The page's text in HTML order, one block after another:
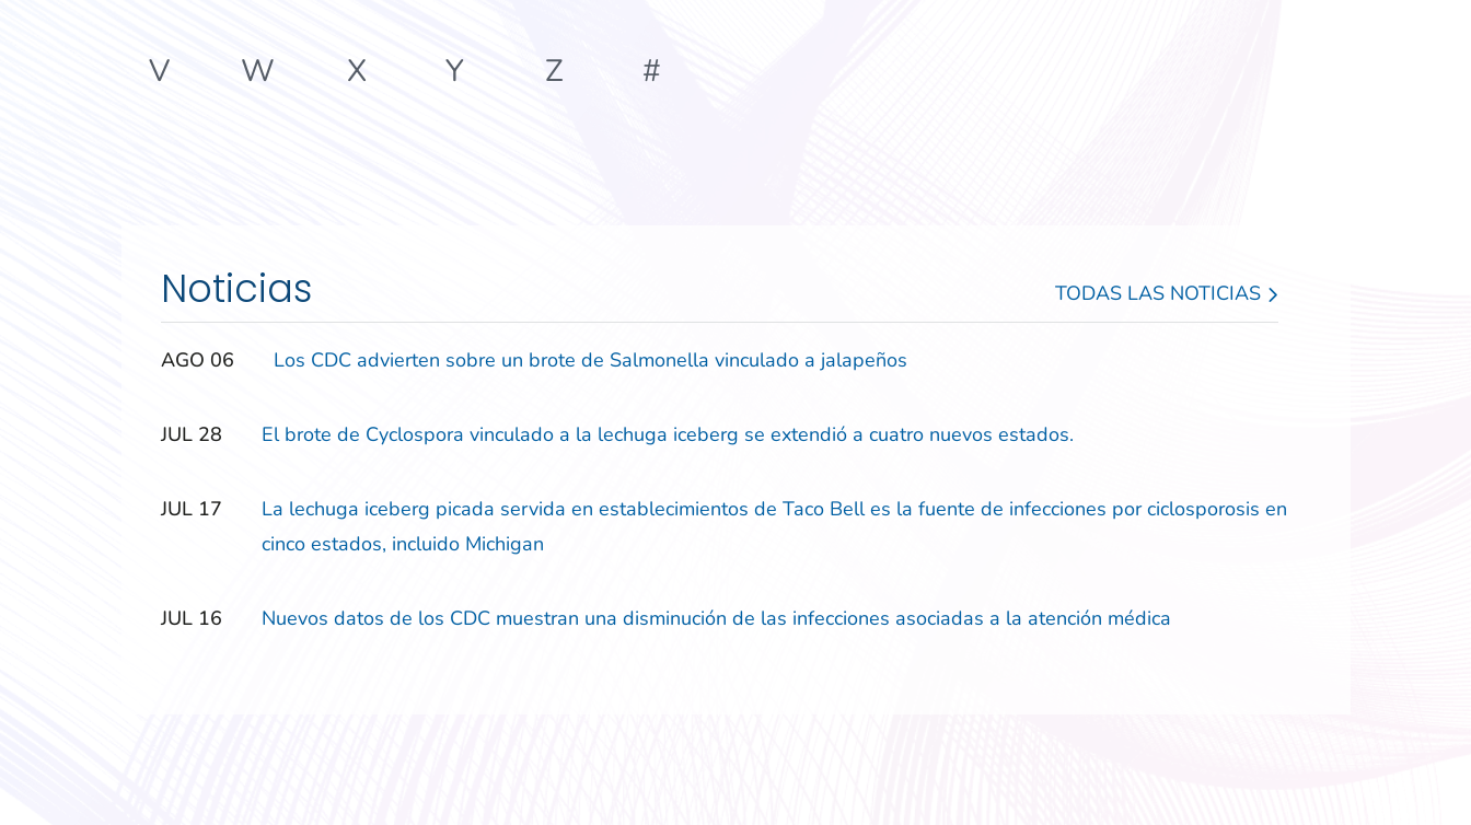
V W X Y Z #
Noticias TODAS LAS NOTICIAS
‎‎AGO ‎‎06 Los CDC advierten sobre un brote de Salmonella vinculado a jalapeños
‎‎JUL ‎‎28 El brote de Cyclospora vinculado a la lechuga iceberg se extendió a cuatro nuevos estados.
‎‎JUL ‎‎17
La lechuga iceberg picada servida en establecimientos de Taco Bell es la fuente de infecciones por ciclosporosis en
cinco estados, incluido Michigan
‎‎JUL ‎‎16 Nuevos datos de los CDC muestran una disminución de las infecciones asociadas a la atención médica